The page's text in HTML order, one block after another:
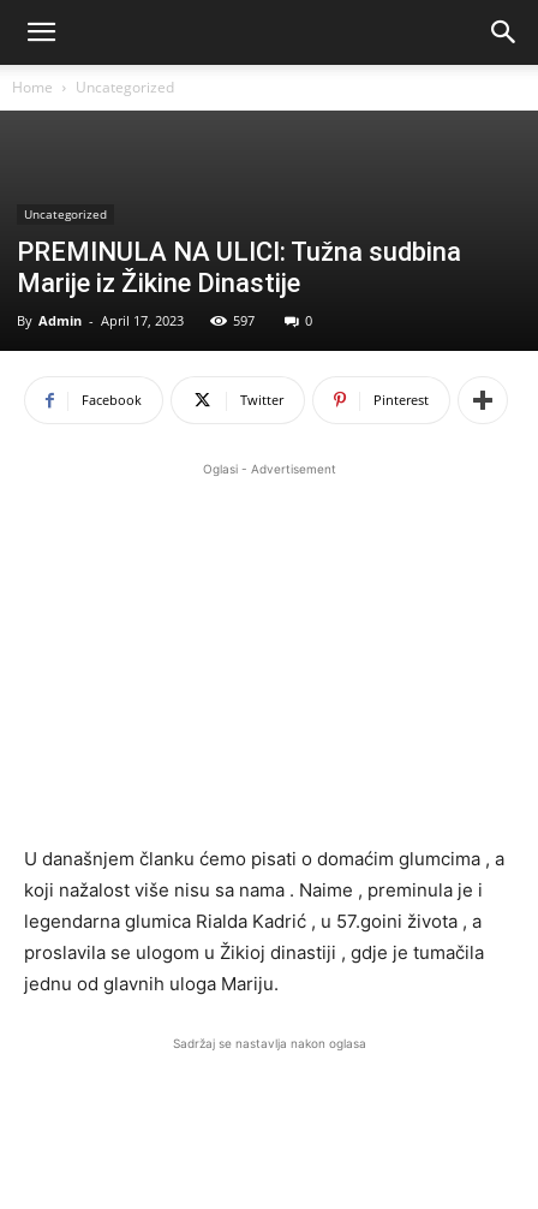
Home Uncategorized
Uncategorized
PREMINULA NA ULICI: Tužna sudbina
Marije iz Žikine Dinastije
By Admin - April 17, 2023 597 0
Facebook Twitter Pinterest
Oglasi - Advertisement
U današnjem članku ćemo pisati o domaćim glumcima , a
koji nažalost više nisu sa nama . Naime , preminula je i
legendarna glumica Rialda Kadrić , u 57.goini života , a
proslavila se ulogom u Žikioj dinastiji , gdje je tumačila
jednu od glavnih uloga Mariju.
Sadržaj se nastavlja nakon oglasa